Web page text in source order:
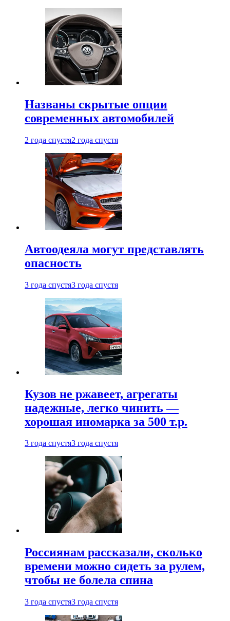
Названы скрытые опции
современных автомобилей
2 года спустя2 года спустя
Автоодеяла могут представлять
опасность
3 года спустя3 года спустя
Кузов не ржавеет, агрегаты
надежные, легко чинить —
хорошая иномарка за 500 т.р.
3 года спустя3 года спустя
Россиянам рассказали, сколько
времени можно сидеть за рулем,
чтобы не болела спина
3 года спустя3 года спустя